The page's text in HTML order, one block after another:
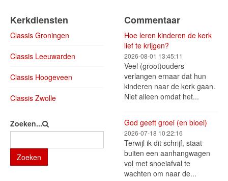
Kerkdiensten
Classis Groningen
Classis Leeuwarden
Classis Hoogeveen
Classis Zwolle
Zoeken...
Zoeken
Commentaar
Hoe leren kinderen de kerk
lief te krijgen?
2026-08-01 13:45:11
Veel (groot)ouders
verlangen ernaar dat hun
kinderen naar de kerk gaan.
Niet alleen omdat het...
God geeft groei (en bloei)
2026-07-18 10:22:16
Terwijl ik dit schrijf, staat
buiten een aanhangwagen
vol met snoeiafval te
wachten om naar de...